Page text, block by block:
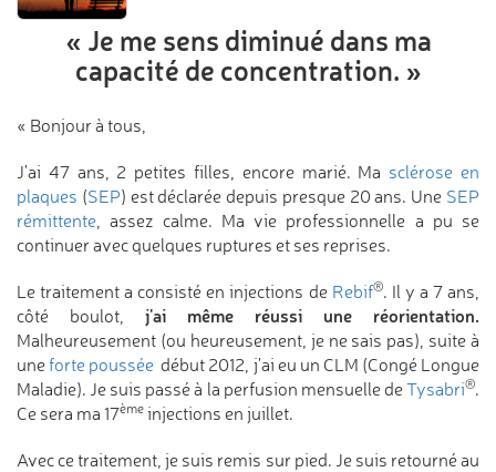
« Je me sens diminué dans ma
capacité de concentration. »
« Bonjour à tous,
J'ai 47 ans, 2 petites filles, encore marié. Ma sclérose en
plaques (SEP) est déclarée depuis presque 20 ans. Une SEP
rémittente, assez calme. Ma vie professionnelle a pu se
continuer avec quelques ruptures et ses reprises.
Le traitement a consisté en injections de Rebif®. Il y a 7 ans,
côté boulot, j'ai même réussi une réorientation.
Malheureusement (ou heureusement, je ne sais pas), suite à
uneforte poussée début 2012, j'ai eu un CLM (Congé Longue
Maladie). Je suis passé à la perfusion mensuelle deTysabri®.
Ce sera ma 17ème injections en juillet.
Avec ce traitement, je suis remis sur pied. Je suis retourné au